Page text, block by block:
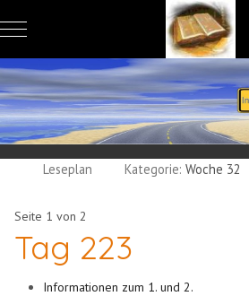
Mobile Menu Toggle
Leseplan Kategorie:Woche 32
Seite 1 von 2
Tag 223
Informationen zum 1. und 2.